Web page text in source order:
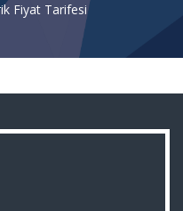
Fiyat Tarifesi